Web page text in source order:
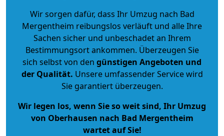
Wir sorgen dafür, dass Ihr Umzug nach Bad
Mergentheim reibungslos verläuft und alle Ihre
Sachen sicher und unbeschadet an Ihrem
Bestimmungsort ankommen. Überzeugen Sie
sich selbst von den günstigen Angeboten und
der Qualität. Unsere umfassender Service wird
Sie garantiert überzeugen.
Wir legen los, wenn Sie so weit sind, Ihr Umzug
von Oberhausen nach Bad Mergentheim
wartet auf Sie!